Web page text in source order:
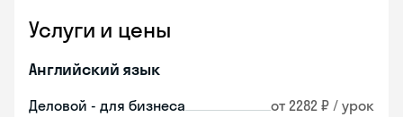
Услуги и цены
Английский язык
Деловой - для бизнеса от 2282 ₽ / урок